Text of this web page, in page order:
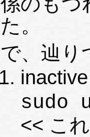
た。
で、辿り
sudo
<< こ